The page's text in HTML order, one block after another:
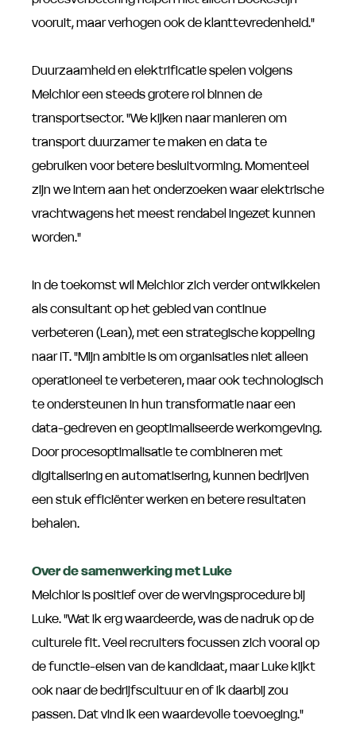
vooruit, maar verhogen ook de klanttevredenheid."
Duurzaamheid en elektrificatie spelen volgens
Melchior een steeds grotere rol binnen de
transportsector. "We kijken naar manieren om
transport duurzamer te maken en data te
gebruiken voor betere besluitvorming. Momenteel
zijn we intern aan het onderzoeken waar elektrische
vrachtwagens het meest rendabel ingezet kunnen
worden."
In de toekomst wil Melchior zich verder ontwikkelen
als consultant op het gebied van continue
verbeteren (Lean), met een strategische koppeling
naar IT. "Mijn ambitie is om organisaties niet alleen
operationeel te verbeteren, maar ook technologisch
te ondersteunen in hun transformatie naar een
data-gedreven en geoptimaliseerde werkomgeving.
Door procesoptimalisatie te combineren met
digitalisering en automatisering, kunnen bedrijven
een stuk efficiënter werken en betere resultaten
behalen.
Over de samenwerking met Luke
Melchior is positief over de wervingsprocedure bij
Luke. "Wat ik erg waardeerde, was de nadruk op de
culturele fit. Veel recruiters focussen zich vooral op
de functie-eisen van de kandidaat, maar Luke kijkt
ook naar de bedrijfscultuur en of ik daarbij zou
passen. Dat vind ik een waardevolle toevoeging."